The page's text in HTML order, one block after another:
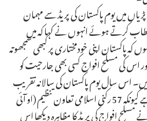
میں یوم پاکستان کی پریڈ سے مہمان
کرتے ہوئے انہوں نے کہا کہ میں
کہ پاکستان اپنی خودمختاری پر کبھی سمجھوتہ
اس کی مسلح افواج کسی بھی جارحیت کو
اس سال یوم پاکستان کی سالانہ تقریب
کو بہت اہمیت حاصل ہے کیونکہ 57 رکنی اسلامی تعاون تنظیم (او آئی
افواج کی پریڈ کا مظاہرہ دیکھا اس